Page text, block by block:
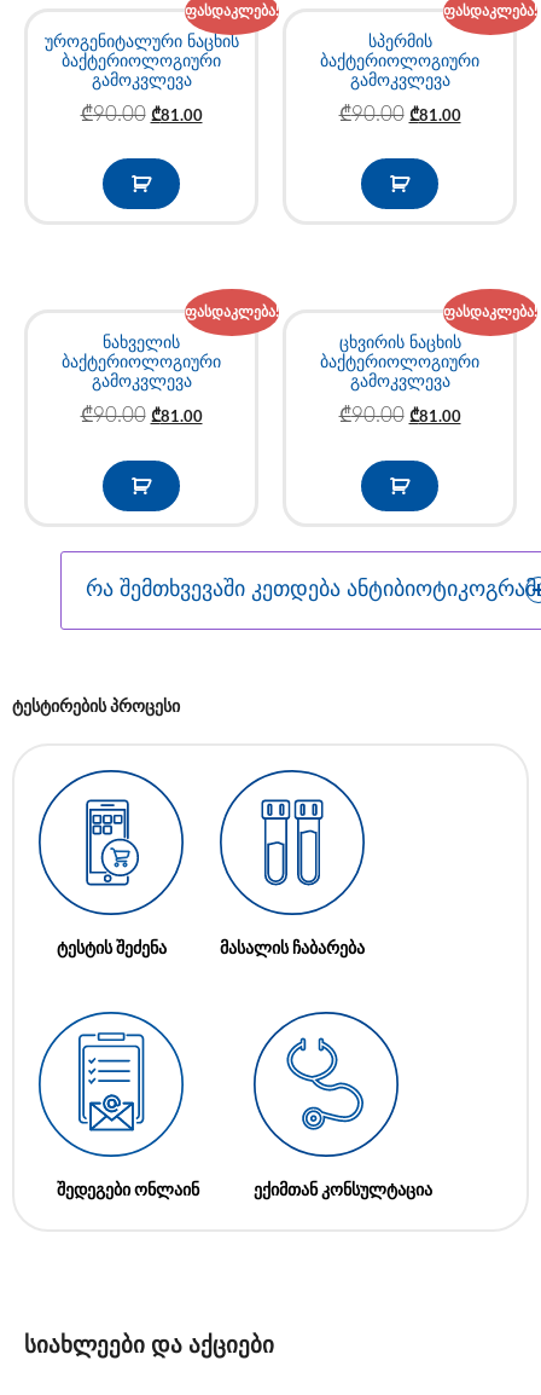
ფასდაკლება!
უროგენიტალური ნაცხის
ბაქტერიოლოგიური
გამოკვლევა
₾90.00 ₾81.00
ფასდაკლება!
სპერმის
ბაქტერიოლოგიური
გამოკვლევა
₾90.00 ₾81.00
ფასდაკლება!
ნახველის
ბაქტერიოლოგიური
გამოკვლევა
₾90.00 ₾81.00
ფასდაკლება!
ცხვირის ნაცხის
ბაქტერიოლოგიური
გამოკვლევა
₾90.00 ₾81.00
რა შემთხვევაში კეთდება
ტესტირების პროცესი
ტესტის შეძენა მასალის ჩაბარება
შედეგები ონლაინ ექიმთან კონსულტაცია
სიახლეები და აქციები